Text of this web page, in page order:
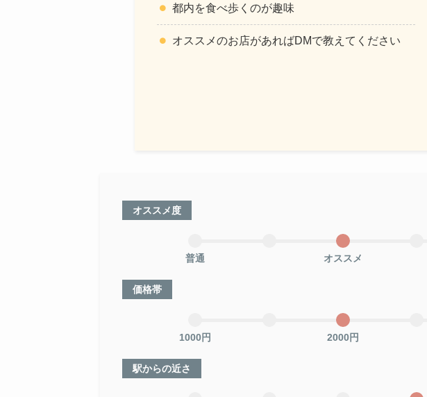
都内を食べ歩くのが趣味
オススメのお店があればDMで教えてください
オススメ度
普通 オススメ
価格帯
1000円 2000円
駅からの近さ